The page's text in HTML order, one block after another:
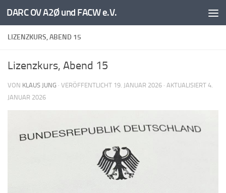
Unter dem Inhalt
DARC OV A2Ø und FACW e.V.
LIZENZKURS, ABEND 15
Lizenzkurs, Abend 15
VON KLAUS JUNG · VERÖFFENTLICHT 19. JANUAR 2026 · AKTUALISIERT 4.
JANUAR 2026